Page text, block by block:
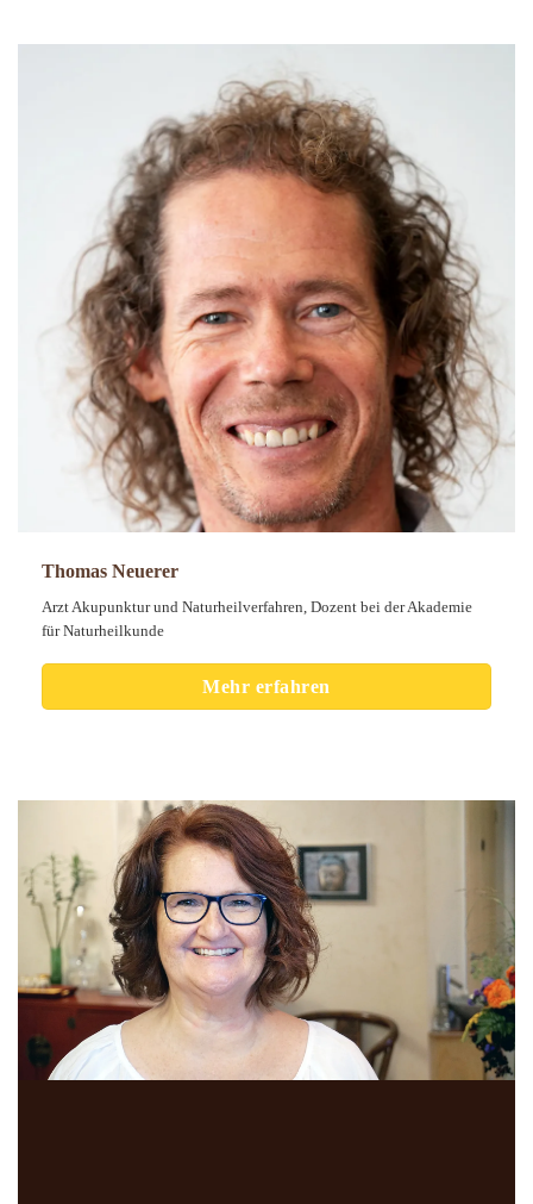
Thomas Neuerer
Arzt Akupunktur und Naturheilverfahren, Dozent bei der Akademie
für Naturheilkunde
Mehr erfahren